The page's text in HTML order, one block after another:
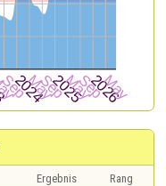
Ergebnis
Rang